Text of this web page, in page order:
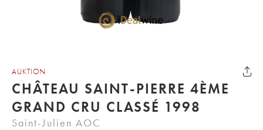
AUKTION
CHÂTEAU SAINT-PIERRE 4ÈME
GRAND CRU CLASSÉ 1998
Saint-Julien AOC